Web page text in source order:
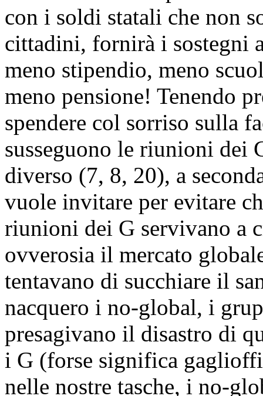
con i soldi statali che non
cittadini, fornirà i sostegni
meno stipendio, meno
meno pensione! Tenendo
spendere col sorriso sulla
susseguono le riunioni dei
diverso (7, 8, 20), a
vuole invitare per evitare
riunioni dei G servivano a
ovverosia il mercato
tentavano di succhiare il
nacquero i no-global, i
presagivano il disastro di
i G (forse significa
nelle nostre tasche, i no-